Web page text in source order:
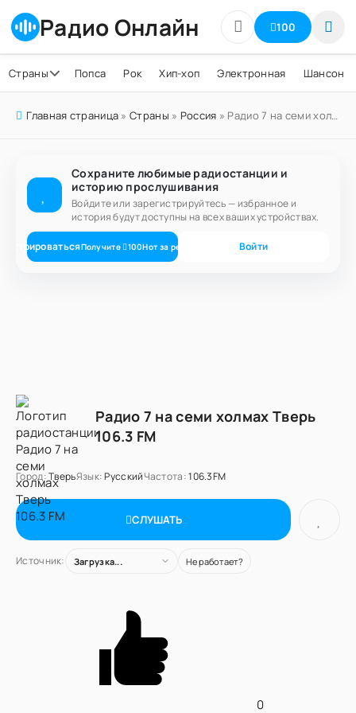
Радио Онлайн 100
Страны Попса Рок Хип-хоп Электронная Шансон
Главная страница »Страны » Россия » Радио 7 на семи холмах Тверь 106.3 FM
Сохраните любимые радиостанции и
историю прослушивания
Войдите или зарегистрируйтесь — избранное и
история будут доступны на всех ваших устройствах.
Получите 100Нот за регистрацию Войти
Радио 7 на семи холмах Тверь
106.3 FM
Город:ТверьЯзык: РусскийЧастота:106.3FM
СЛУШАТЬ
Источник: Загрузка... Не работает?
0